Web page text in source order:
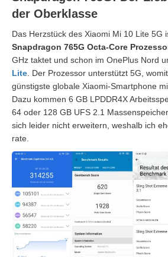
der Oberklasse
Das Herzstück des Xiaomi Mi 10 Lite 5G
Snapdragon 765G Octa-Core
GHz taktet und schon im OnePlus Nord
Lite . Der Prozessor unterstützt 5G,
günstigste globale Xiaomi-Smartphone
Dazu kommen 6 GB LPDDR4X
64 oder 128 GB UFS 2.1
sich leider nicht erweitern, weshalb ich
rate.